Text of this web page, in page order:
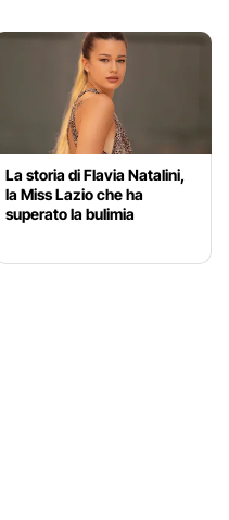
La storia di Flavia Natalini,
la Miss Lazio che ha
superato la bulimia